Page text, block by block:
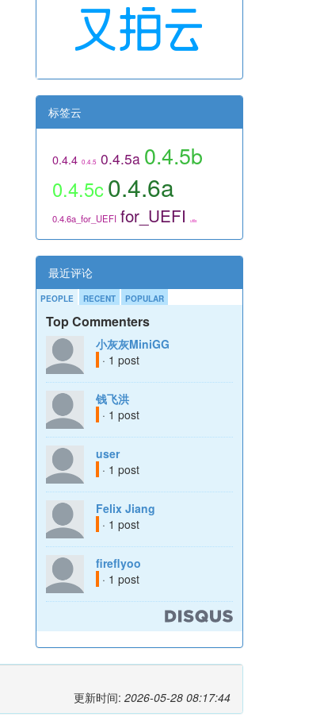
标签云
0.4.4 0.4.5 0.4.5a 0.4.5b
0.4.5c0.4.6a
0.4.6a_for_UEFI for_UEFI utils
最近评论
PEOPLE RECENT POPULAR
Top Commenters
小灰灰MiniGG
· 1 post
钱飞洪
· 1 post
user
· 1 post
Felix Jiang
· 1 post
fireflyoo
· 1 post
更新时间: 2026-05-28 08:17:44